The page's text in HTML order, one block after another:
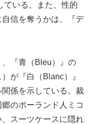
ている。また、性的
信を奪うかは、『デ
『青（Bleu）』の
が『白（Blanc）』
係を示している。裁
のポーランド人ミコ
スーツケースに隠れ